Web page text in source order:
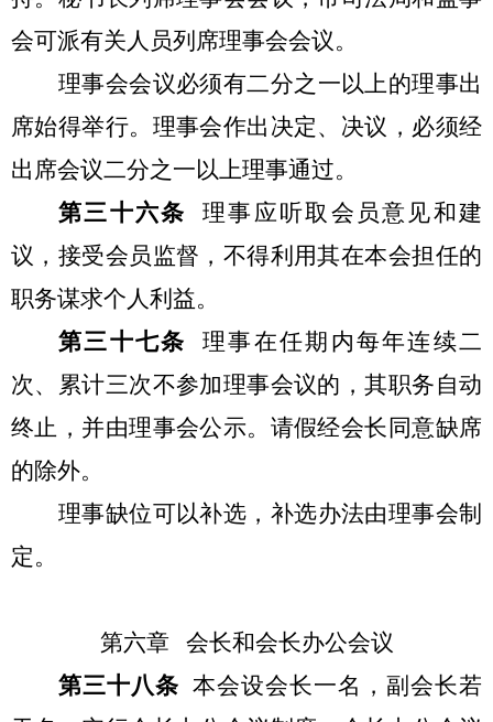
会可派有关人员列席理事会会议。
理事会会议必须有二分之一以上的理事出
席始得举行。理事会作出决定、决议，必须经
出席会议二分之一以上理事通过。
第三十六条
理事应听取会员意见和建
议，接受会员监督，不得利用其在本会担任的
职务谋求个人利益。
第三十七条
理事在任期内每年连续二
次、累计三次不参加理事会议的，其职务自动
终止，并由理事会公示。请假经会长同意缺席
的除外。
理事缺位可以补选，补选办法由理事会制
定。
第六章 会长和会长办公会议
第三十八条 本会设会长一名，副会长若